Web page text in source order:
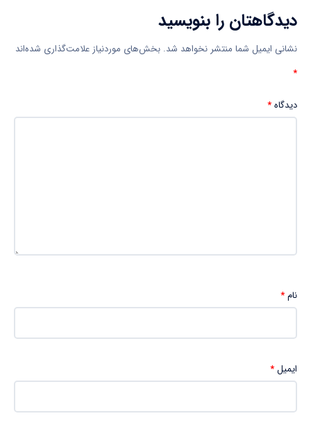
دیدگاهتان را بنویسید
نشانی ایمیل شما منتشر نخواهد شد. بخش‌های موردنیاز علامت‌گذاری شده‌اند
*
دیدگاه*
نام*
ایمیل*